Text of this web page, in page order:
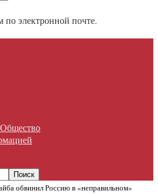
по электронной почте.
обвинил Россию в «неправильном»